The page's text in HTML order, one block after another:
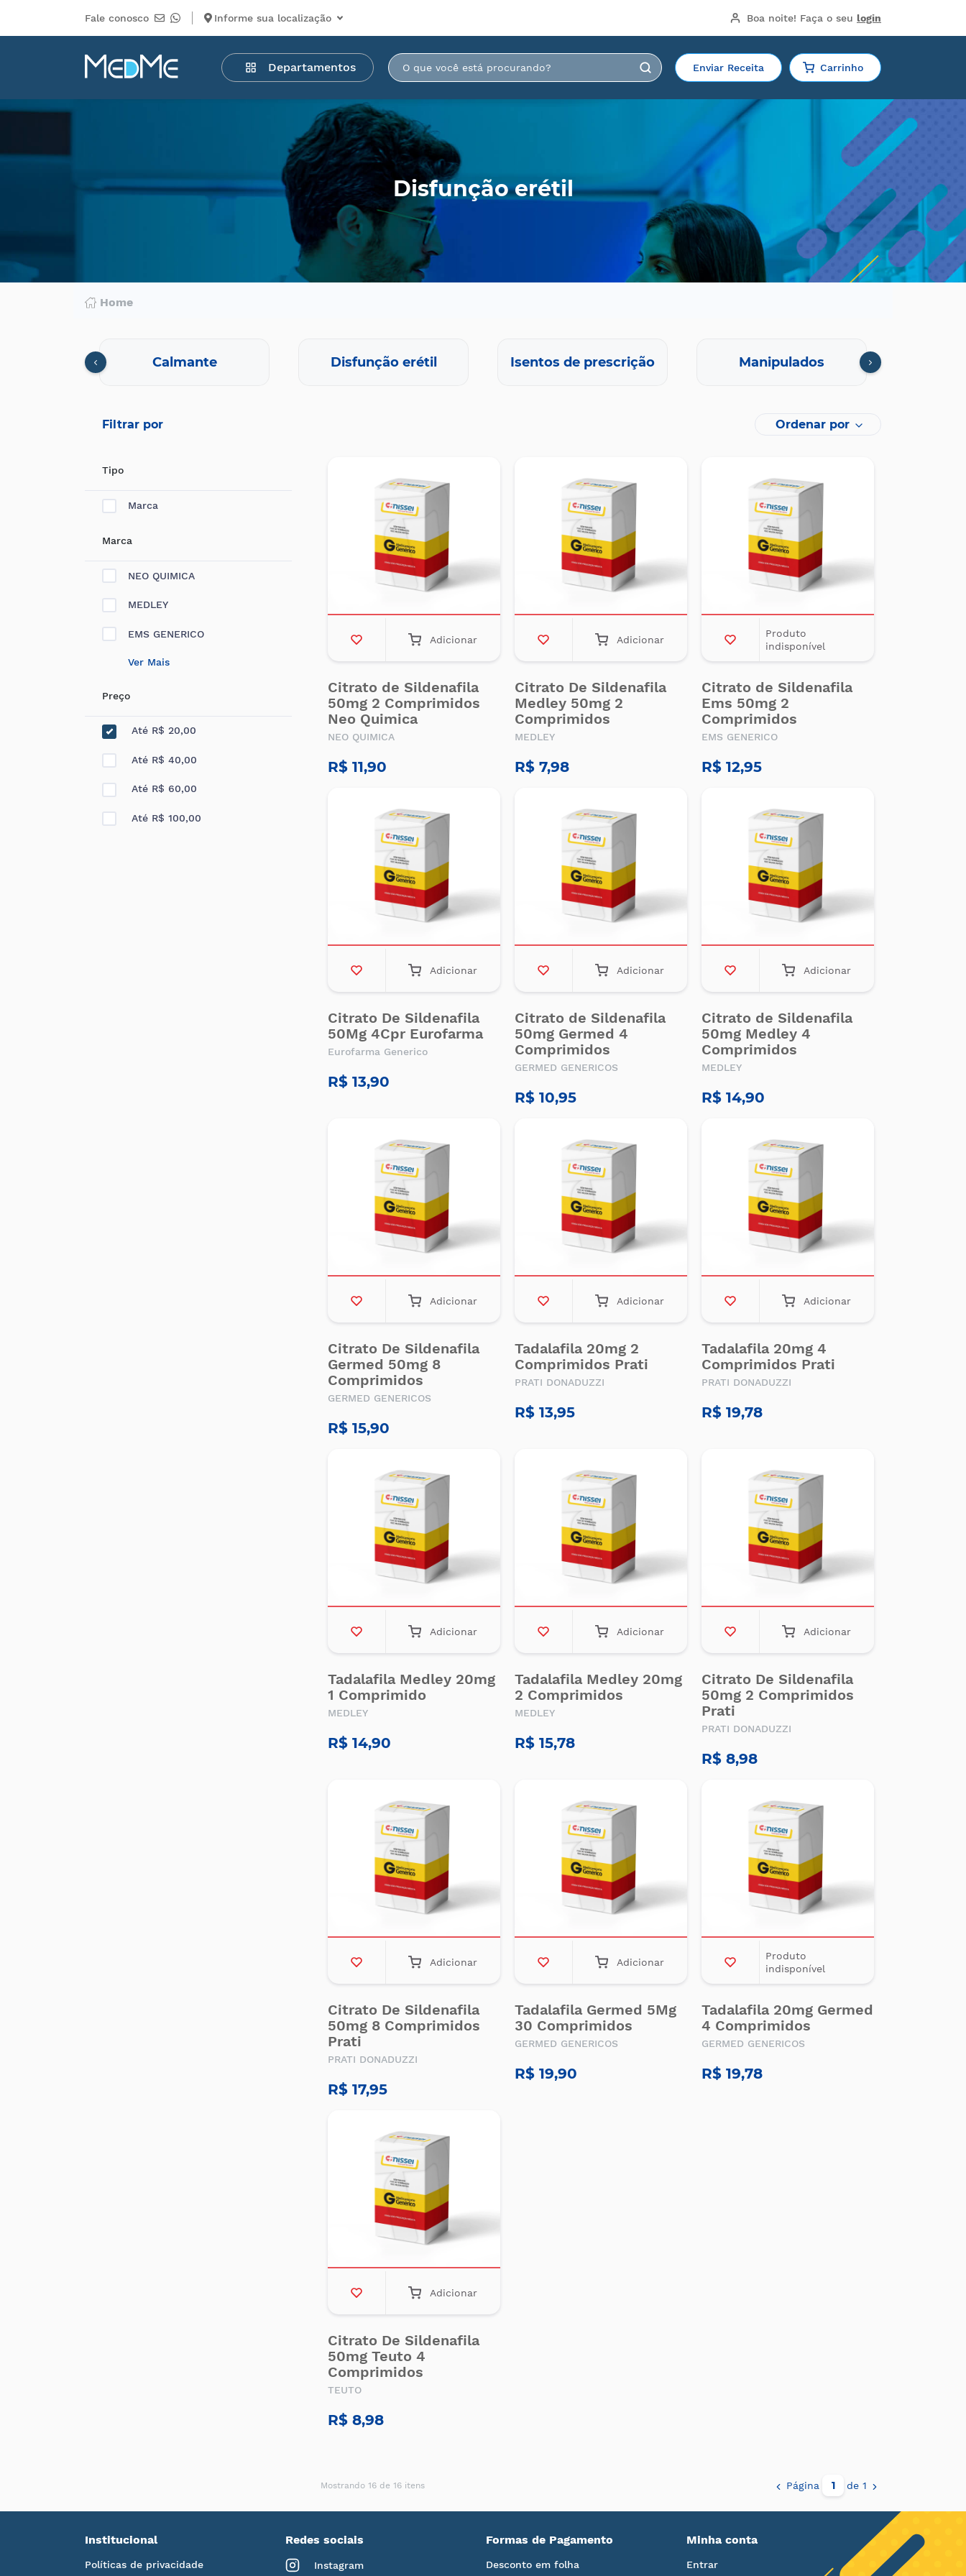
Fale conosco Informe sua localização Boa noite! Faça o seu login
Departamentos Enviar Receita Carrinho
Departamentos
Medicamentos
Higiene
pessoal
Mercearia
Serviços
Disfunção erétil
Home
Calmante Disfunção erétil Isentos de prescrição Manipulados
Filtrar por Ordenar por
Tipo
Marca
Marca
NEO QUIMICA
MEDLEY
EMS GENERICO
Ver Mais
Preço
Até R$ 20,00
Até R$ 40,00
Até R$ 60,00
Até R$ 100,00
Adicionar
Citrato de Sildenafila
50mg 2 Comprimidos
Neo Quimica
NEO QUIMICA
R$ 11,90
Adicionar
Citrato De Sildenafila
Medley 50mg 2
Comprimidos
MEDLEY
R$ 7,98
Produto
indisponível
Citrato de Sildenafila
Ems 50mg 2
Comprimidos
EMS GENERICO
R$ 12,95
Adicionar
Citrato De Sildenafila
50Mg 4Cpr Eurofarma
Eurofarma Generico
R$ 13,90
Adicionar
Citrato de Sildenafila
50mg Germed 4
Comprimidos
GERMED GENERICOS
R$ 10,95
Adicionar
Citrato de Sildenafila
50mg Medley 4
Comprimidos
MEDLEY
R$ 14,90
Adicionar
Citrato De Sildenafila
Germed 50mg 8
Comprimidos
GERMED GENERICOS
R$ 15,90
Adicionar
Tadalafila 20mg 2
Comprimidos Prati
PRATI DONADUZZI
R$ 13,95
Adicionar
Tadalafila 20mg 4
Comprimidos Prati
PRATI DONADUZZI
R$ 19,78
Adicionar
Tadalafila Medley 20mg
1 Comprimido
MEDLEY
R$ 14,90
Adicionar
Tadalafila Medley 20mg
2 Comprimidos
MEDLEY
R$ 15,78
Adicionar
Citrato De Sildenafila
50mg 2 Comprimidos
Prati
PRATI DONADUZZI
R$ 8,98
Adicionar
Citrato De Sildenafila
50mg 8 Comprimidos
Prati
PRATI DONADUZZI
R$ 17,95
Adicionar
Tadalafila Germed 5Mg
30 Comprimidos
GERMED GENERICOS
R$ 19,90
Produto
indisponível
Tadalafila 20mg Germed
4 Comprimidos
GERMED GENERICOS
R$ 19,78
Adicionar
Citrato De Sildenafila
50mg Teuto 4
Comprimidos
TEUTO
R$ 8,98
Mostrando 16 de 16 itens Página de 1
Institucional
Políticas de privacidade
Redes sociais
Instagram
Formas de Pagamento
Desconto em folha
Minha conta
Entrar